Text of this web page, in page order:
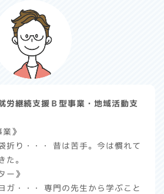
労継続支援Ｂ型事業・地域活動支
》
折り・・・
昔は苦手。今は慣れて
。
ー》
ガ・・・
専門の先生から学ぶこと